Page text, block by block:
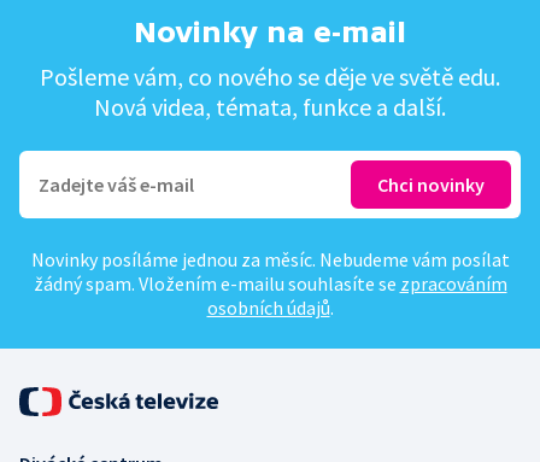
Novinky na e-mail
Pošleme vám, co nového se děje ve světě edu.
Nová videa, témata, funkce a další.
Novinky posíláme jednou za měsíc. Nebudeme vám posílat
žádný spam. Vložením e-mailu souhlasíte se zpracováním
osobních údajů.